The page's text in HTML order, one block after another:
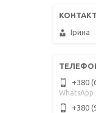
Ірина
+380
WhatsApp
+380